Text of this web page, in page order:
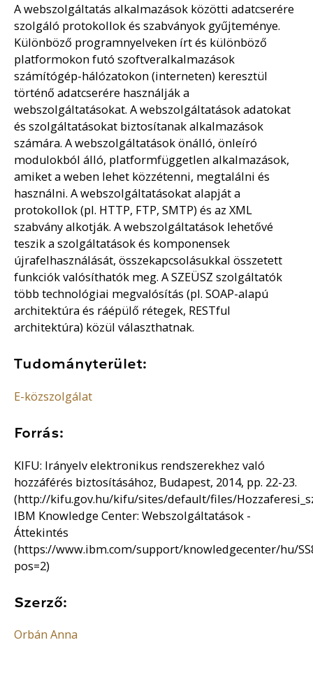
A webszolgáltatás alkalmazások közötti adatcserére
szolgáló protokollok és szabványok gyűjteménye.
Különböző programnyelveken írt és különböző
platformokon futó szoftveralkalmazások
számítógép-hálózatokon (interneten) keresztül
történő adatcserére használják a
webszolgáltatásokat. A webszolgáltatások adatokat
és szolgáltatásokat biztosítanak alkalmazások
számára. A webszolgáltatások önálló, önleíró
modulokból álló, platformfüggetlen alkalmazások,
amiket a weben lehet közzétenni, megtalálni és
használni. A webszolgáltatásokat alapját a
protokollok (pl. HTTP, FTP, SMTP) és az XML
szabvány alkotják. A webszolgáltatások lehetővé
teszik a szolgáltatások és komponensek
újrafelhasználását, összekapcsolásukkal összetett
funkciók valósíthatók meg. A SZEÜSZ szolgáltatók
több technológiai megvalósítás (pl. SOAP-alapú
architektúra és ráépülő rétegek, RESTful
architektúra) közül választhatnak.
Tudományterület:
E-közszolgálat
Forrás:
KIFU: Irányelv elektronikus rendszerekhez való
hozzáférés biztosításához, Budapest, 2014, pp. 22-23.
(http://kifu.gov.hu/kifu/sites/default/files/
IBM Knowledge Center: Webszolgáltatások -
Áttekintés
(https://www.ibm.com/support/knowledgecenter/hu/
pos=2)
Szerző:
Orbán Anna